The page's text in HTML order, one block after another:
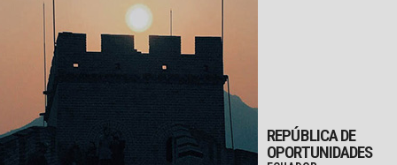
REPÚBLICA DE
OPORTUNIDADES